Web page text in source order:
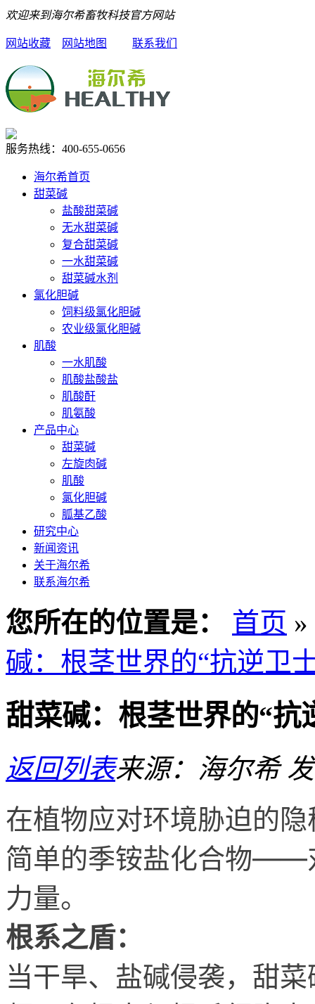
欢迎来到海尔希畜牧科技官方网站
网站收藏 网站地图 联系我们
服务热线： 400-655-0656
海尔希首页
甜菜碱
盐酸甜菜碱
无水甜菜碱
复合甜菜碱
一水甜菜碱
甜菜碱水剂
氯化胆碱
饲料级氯化胆碱
农业级氯化胆碱
肌酸
一水肌酸
肌酸盐酸盐
肌酸酐
肌氨酸
产品中心
甜菜碱
左旋肉碱
肌酸
氯化胆碱
胍基乙酸
研究中心
新闻资讯
关于海尔希
联系海尔希
您所在的位置是： 首页 »
碱：根茎世界的“抗逆卫
甜菜碱：根茎世界的“抗
返回列表来源：海尔希
在植物应对环境胁迫的
简单的季铵盐化合物——
力量。
根系之盾：
当干旱、盐碱侵袭，甜